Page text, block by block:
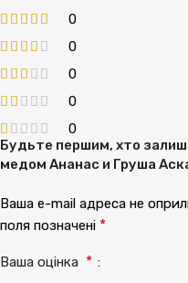
0
0
0
0
0
Будьте першим, хто
медом Ананас и Груша
Ваша e-mail адреса не
поля позначені *
Ваша оцінка *